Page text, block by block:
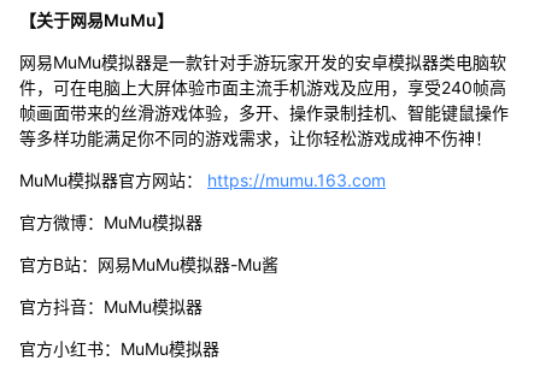
【关于网易MuMu】
网易MuMu模拟器是一款针对手游玩家开发的安卓模拟器类电脑软
件，可在电脑上大屏体验市面主流手机游戏及应用，享受240帧高
帧画面带来的丝滑游戏体验，多开、操作录制挂机、智能键鼠操作
等多样功能满足你不同的游戏需求，让你轻松游戏成神不伤神！
MuMu模拟器官方网站： https://mumu.163.com
官方微博：MuMu模拟器
官方B站：网易MuMu模拟器-Mu酱
官方抖音：MuMu模拟器
官方小红书：MuMu模拟器